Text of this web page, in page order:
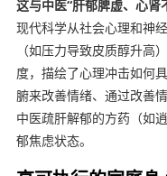
这与中医“肝郁脾虚、心肾
现代科学从社会心理和神
（如压力导致皮质醇升高
度，描绘了心理冲击如何
腑来改善情绪、通过改善
中医疏肝解郁的方药（如
郁焦虑状态。